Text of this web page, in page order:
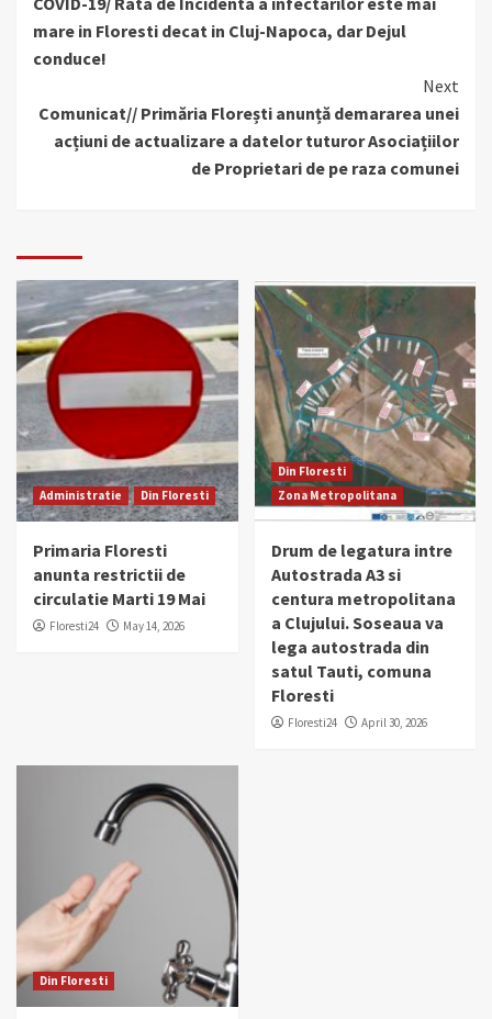
Reading
mare in Floresti decat in Cluj-Napoca, dar Dejul
conduce!
Next
Comunicat// Primăria Florești anunță demararea unei
acțiuni de actualizare a datelor tuturor Asociațiilor
de Proprietari de pe raza comunei
Administratie Din Floresti
Primaria Floresti
anunta restrictii de
circulatie Marti 19 Mai
Floresti24 May 14, 2026
Din Floresti
Zona Metropolitana
Drum de legatura intre
Autostrada A3 si
centura metropolitana
a Clujului. Soseaua va
lega autostrada din
satul Tauti, comuna
Floresti
Floresti24 April 30, 2026
Din Floresti